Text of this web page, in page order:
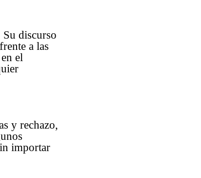
discurso
a las
el
y rechazo,
importar